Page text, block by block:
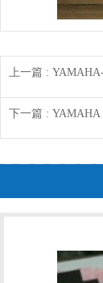
上一篇 :
下一篇 : YAMAHA